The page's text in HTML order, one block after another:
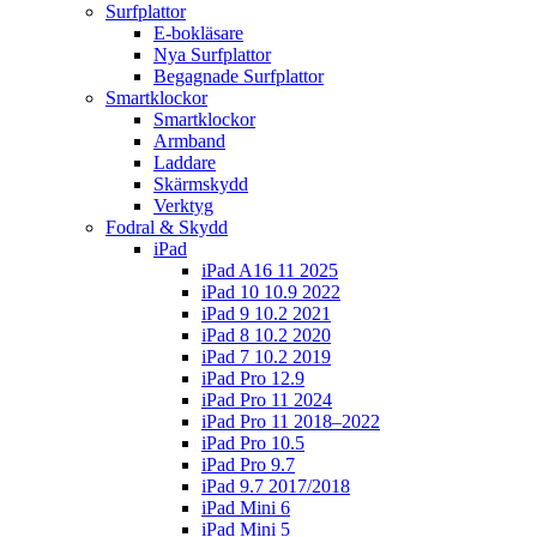
Surfplattor
E-bokläsare
Nya Surfplattor
Begagnade Surfplattor
Smartklockor
Smartklockor
Armband
Laddare
Skärmskydd
Verktyg
Fodral & Skydd
iPad
iPad A16 11 2025
iPad 10 10.9 2022
iPad 9 10.2 2021
iPad 8 10.2 2020
iPad 7 10.2 2019
iPad Pro 12.9
iPad Pro 11 2024
iPad Pro 11 2018–2022
iPad Pro 10.5
iPad Pro 9.7
iPad 9.7 2017/2018
iPad Mini 6
iPad Mini 5